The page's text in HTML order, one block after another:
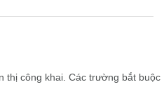
thị công khai. Các trường bắt buộc